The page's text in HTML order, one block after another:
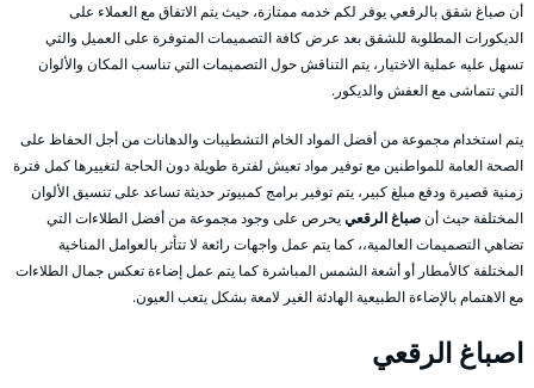
أن صباغ شقق بالرقعي يوفر لكم خدمه ممتازة، حيث يتم الاتفاق مع العملاء على
الديكورات المطلوبة للشقق بعد عرض كافة التصميمات المتوفرة على العميل والتي
تسهل عليه عملية الاختيار، يتم التناقش حول التصميمات التي تناسب المكان والألوان
التي تتماشى مع العفش والديكور.
يتم استخدام مجموعة من أفضل المواد الخام التشطيبات والدهانات من أجل الحفاظ على
الصحة العامة للمواطنين مع توفير مواد تعيش لفترة طويلة دون الحاجة لتغييرها كمل فترة
زمنية قصيرة ودفع مبلغ كبير، يتم توفير برامج كمبيوتر حديثة تساعد على تنسيق الألوان
المختلفة حيث أنصباغ الرقعييحرص على وجود مجموعة من أفضل الطلاءات التي
تضاهي التصميمات العالمية،، كما يتم عمل واجهات رائعة لا تتأثر بالعوامل المناخية
المختلفة كالأمطار أو أشعة الشمس المباشرة كما يتم عمل إضاءة تعكس جمال الطلاءات
مع الاهتمام بالإضاءة الطبيعية الهادئة الغير لامعة بشكل يتعب العيون.
اصباغ الرقعي